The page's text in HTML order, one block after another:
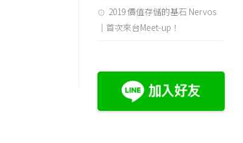
2019 價值存儲的基石 Nervos
｜首次來台Meet-up！